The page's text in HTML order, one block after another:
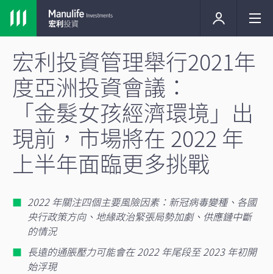
宏利投資管理舉行2021年
度亞洲投資會議：
「金髮女孩經濟環境」出
現前，市場將在 2022 年
上半年面臨更多挑戰
2022 年關注四個主要風險因素：新冠病毒變種、各國
央行政策方向、地緣政治緊張局勢加劇、供應鏈中斷
的情況
長遠的通脹壓力可能會在 2022 年尾段至 2023 年初開
始浮現